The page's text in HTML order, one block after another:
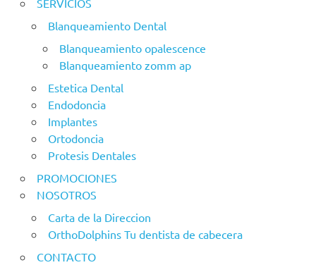
Blanqueamiento Dental
Blanqueamiento opalescence
Blanqueamiento zomm ap
Estetica Dental
Endodoncia
Implantes
Ortodoncia
Protesis Dentales
PROMOCIONES
NOSOTROS
Carta de la Direccion
OrthoDolphins Tu dentista de cabecera
CONTACTO